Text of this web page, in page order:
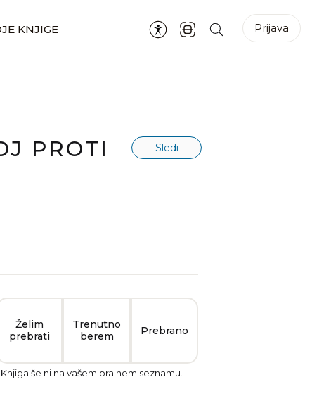
KNJIGE Prijava
PROTI
Sledi
Želim
prebrati
Trenutno
berem
Prebrano
Knjiga še ni na vašem bralnem seznamu.